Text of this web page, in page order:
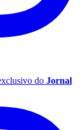
do Jornal